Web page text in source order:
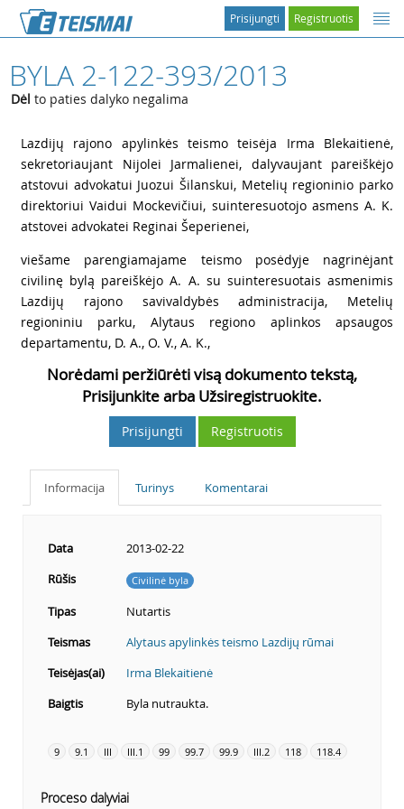
Registruotis
Prisijungti
BYLA 2-122-393/2013
Dėl to paties dalyko negalima
Lazdijų rajono apylinkės teismo teisėja Irma Blekaitienė,
sekretoriaujant Nijolei Jarmalienei, dalyvaujant pareiškėjo
atstovui advokatui Juozui Šilanskui, Metelių regioninio parko
direktoriui Vaidui Mockevičiui, suinteresuotojo asmens A. K.
atstovei advokatei Reginai Šeperienei,
viešame parengiamajame teismo posėdyje nagrinėjant
civilinę bylą pareiškėjo A. A. su suinteresuotais asmenimis
Lazdijų rajono savivaldybės administracija, Metelių
regioniniu parku, Alytaus regiono aplinkos apsaugos
departamentu, D. A., O. V., A. K.,
Norėdami peržiūrėti visą dokumento tekstą,
Prisijunkite arba Užsiregistruokite.
Prisijungti Registruotis
Informacija Turinys Komentarai
Data
2013-02-22
Rūšis
Civilinė byla
Tipas
Nutartis
Teismas
Alytaus apylinkės teismo Lazdijų rūmai
Teisėjas(ai)
Irma Blekaitienė
Baigtis
Byla nutraukta.
9 9.1 III III.1 99 99.7 99.9 III.2 118 118.4
Proceso dalyviai